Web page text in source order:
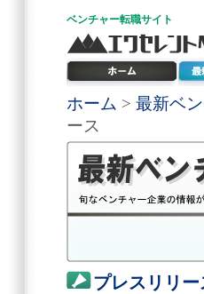
ベンチャー転職サイト
ホーム > 最新ベ
ース
プレスリリー